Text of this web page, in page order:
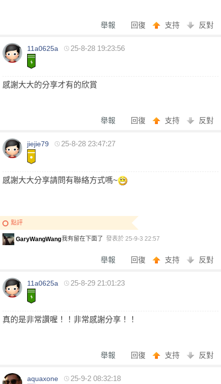
回復 支持 反對
舉報
11a0625a 25-8-28 19:23:56
感謝大大的分享才有的欣賞
回復 支持 反對
舉報
jiejie79 25-8-28 23:47:27
感謝大大分享請問有聯絡方式嗎~
點評
GaryWangWang我有留在下面了 發表於 25-9-3 22:57
回復 支持 反對
舉報
11a0625a 25-8-29 21:01:23
真的是非常讚喔！！非常感謝分享！！
回復 支持 反對
舉報
aquaxone 25-9-2 08:32:18